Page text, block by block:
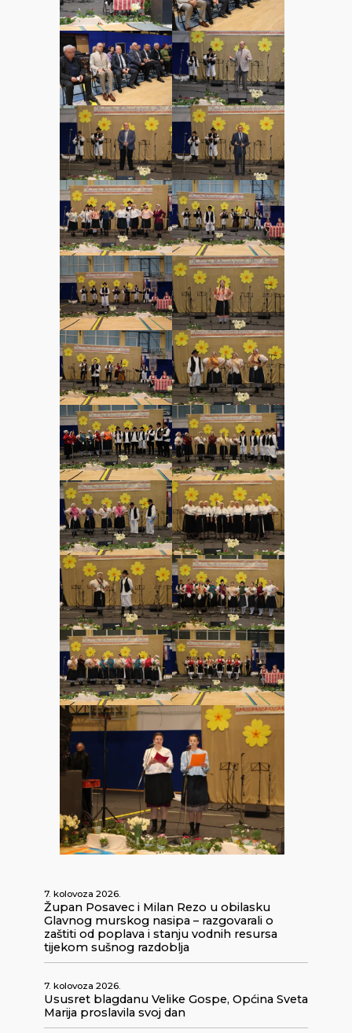
7. kolovoza 2026.
Župan Posavec i Milan Rezo u obilasku
Glavnog murskog nasipa – razgovarali o
zaštiti od poplava i stanju vodnih resursa
tijekom sušnog razdoblja
7. kolovoza 2026.
Ususret blagdanu Velike Gospe, Općina Sveta
Marija proslavila svoj dan